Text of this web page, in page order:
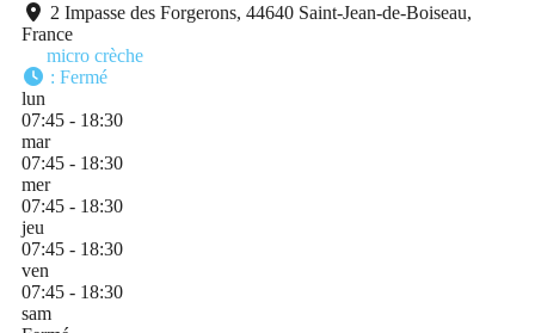
2 Impasse des Forgerons, 44640 Saint-Jean-de-Boiseau,
France
micro crèche
: Fermé
lun
07:45 - 18:30
mar
07:45 - 18:30
mer
07:45 - 18:30
jeu
07:45 - 18:30
ven
07:45 - 18:30
sam